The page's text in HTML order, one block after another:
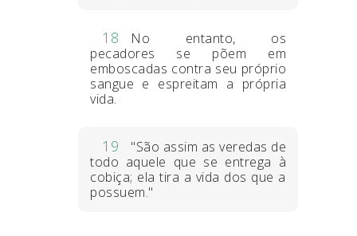
18
No entanto, os
pecadores se põem em
emboscadas contra seu próprio
sangue e espreitam a própria
vida.
19
"São assim as veredas de
todo aquele que se entrega à
cobiça; ela tira a vida dos que a
possuem."